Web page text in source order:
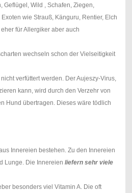
Geflügel, Wild , Schafen, Ziegen,
wie Strauß, Känguru, Rentier, Elch
für Allergiker aber auch
wechseln schon der Vielseitigkeit
verfüttert werden. Der Aujeszy-Virus,
kann, wird durch den Verzehr von
Hund übertragen. Dieses wäre tödlich
Innereien bestehen. Zu den Innereien
Lunge. Die Innereien liefern sehr viele
besonders viel Vitamin A. Die oft